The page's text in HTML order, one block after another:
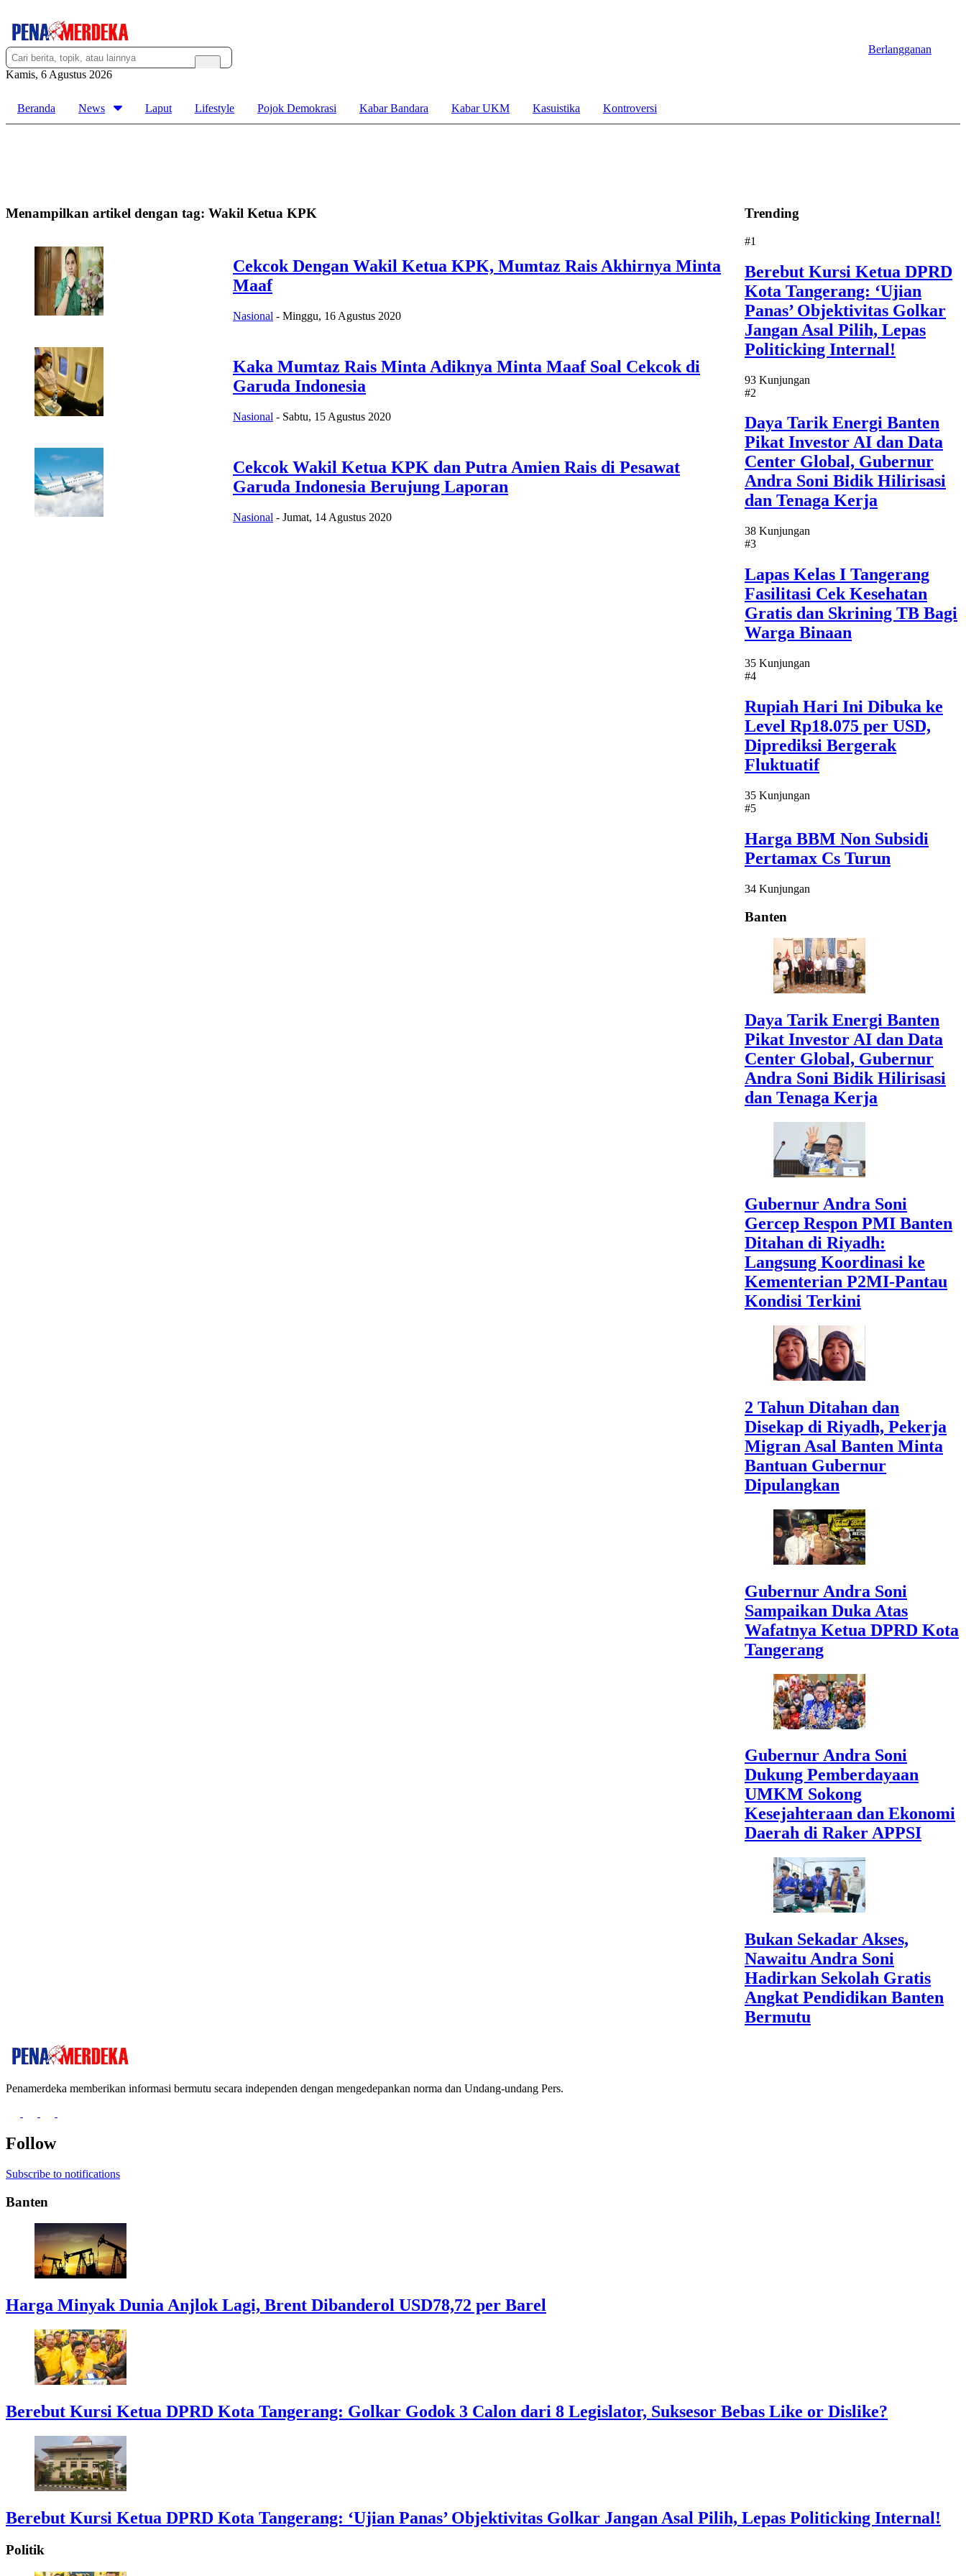
Kamis, 6 Agustus 2026
Berlangganan
Beranda News Laput Lifestyle Pojok Demokrasi Kabar Bandara Kabar UKM Kasuistika Kontroversi
Menampilkan artikel dengan tag: Wakil Ketua KPK
Cekcok Dengan Wakil Ketua KPK, Mumtaz Rais Akhirnya Minta
Maaf
Nasional - Minggu, 16 Agustus 2020
Kaka Mumtaz Rais Minta Adiknya Minta Maaf Soal Cekcok di
Garuda Indonesia
Nasional - Sabtu, 15 Agustus 2020
Cekcok Wakil Ketua KPK dan Putra Amien Rais di Pesawat
Garuda Indonesia Berujung Laporan
Nasional - Jumat, 14 Agustus 2020
Trending
#1
Berebut Kursi Ketua DPRD
Kota Tangerang: ‘Ujian
Panas’ Objektivitas Golkar
Jangan Asal Pilih, Lepas
Politicking Internal!
93 Kunjungan
#2
Daya Tarik Energi Banten
Pikat Investor AI dan Data
Center Global, Gubernur
Andra Soni Bidik Hilirisasi
dan Tenaga Kerja
38 Kunjungan
#3
Lapas Kelas I Tangerang
Fasilitasi Cek Kesehatan
Gratis dan Skrining TB Bagi
Warga Binaan
35 Kunjungan
#4
Rupiah Hari Ini Dibuka ke
Level Rp18.075 per USD,
Diprediksi Bergerak
Fluktuatif
35 Kunjungan
#5
Harga BBM Non Subsidi
Pertamax Cs Turun
34 Kunjungan
Banten
Daya Tarik Energi Banten
Pikat Investor AI dan Data
Center Global, Gubernur
Andra Soni Bidik Hilirisasi
dan Tenaga Kerja
Gubernur Andra Soni
Gercep Respon PMI Banten
Ditahan di Riyadh:
Langsung Koordinasi ke
Kementerian P2MI-Pantau
Kondisi Terkini
2 Tahun Ditahan dan
Disekap di Riyadh, Pekerja
Migran Asal Banten Minta
Bantuan Gubernur
Dipulangkan
Gubernur Andra Soni
Sampaikan Duka Atas
Wafatnya Ketua DPRD Kota
Tangerang
Gubernur Andra Soni
Dukung Pemberdayaan
UMKM Sokong
Kesejahteraan dan Ekonomi
Daerah di Raker APPSI
Bukan Sekadar Akses,
Nawaitu Andra Soni
Hadirkan Sekolah Gratis
Angkat Pendidikan Banten
Bermutu
Penamerdeka memberikan informasi bermutu secara independen dengan mengedepankan norma dan Undang-undang Pers.
Follow
Subscribe to notifications
Banten
Harga Minyak Dunia Anjlok Lagi, Brent Dibanderol USD78,72 per Barel
Berebut Kursi Ketua DPRD Kota Tangerang: Golkar Godok 3 Calon dari 8 Legislator, Suksesor Bebas Like or Dislike?
Berebut Kursi Ketua DPRD Kota Tangerang: ‘Ujian Panas’ Objektivitas Golkar Jangan Asal Pilih, Lepas Politicking Internal!
Politik